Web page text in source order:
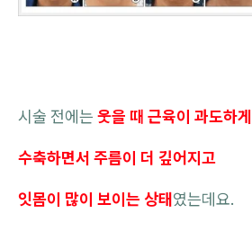
시술 전에는 웃을 때 근육이 과도하게
수축하면서 주름이 더 깊어지고
잇몸이 많이 보이는 상태였는데요.